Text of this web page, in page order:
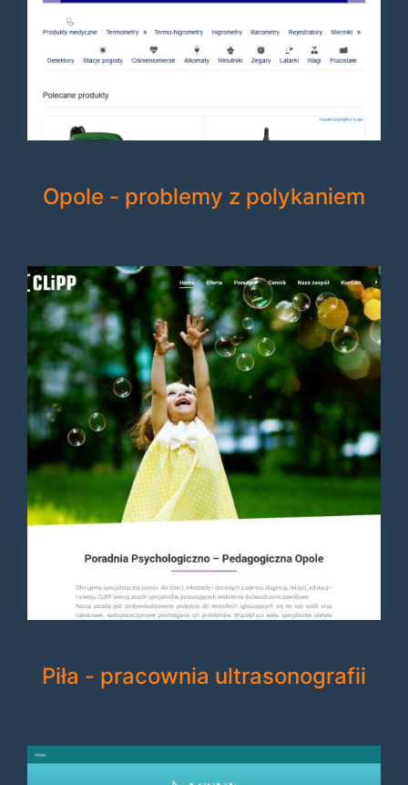
Opole - problemy z polykaniem
Piła - pracownia ultrasonografii